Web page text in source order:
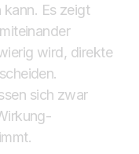
kann. Es zeigt
wird, direkte
sich zwar